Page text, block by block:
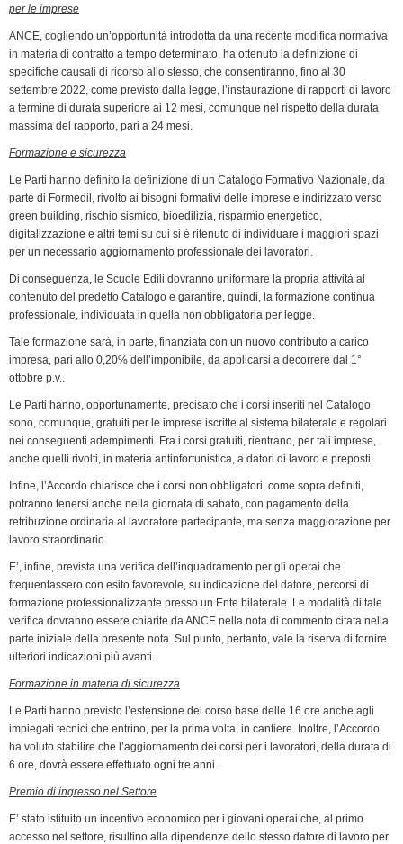
per le imprese
ANCE, cogliendo un’opportunità introdotta da una recente modifica normativa
in materia di contratto a tempo determinato, ha ottenuto la definizione di
specifiche causali di ricorso allo stesso, che consentiranno, fino al 30
settembre 2022, come previsto dalla legge, l’instaurazione di rapporti di lavoro
a termine di durata superiore ai 12 mesi, comunque nel rispetto della durata
massima del rapporto, pari a 24 mesi.
Formazione e sicurezza
Le Parti hanno definito la definizione di un Catalogo Formativo Nazionale, da
parte di Formedil, rivolto ai bisogni formativi delle imprese e indirizzato verso
green building, rischio sismico, bioedilizia, risparmio energetico,
digitalizzazione e altri temi su cui si è ritenuto di individuare i maggiori spazi
per un necessario aggiornamento professionale dei lavoratori.
Di conseguenza, le Scuole Edili dovranno uniformare la propria attività al
contenuto del predetto Catalogo e garantire, quindi, la formazione continua
professionale, individuata in quella non obbligatoria per legge.
Tale formazione sarà, in parte, finanziata con un nuovo contributo a carico
impresa, pari allo 0,20% dell’imponibile, da applicarsi a decorrere dal 1°
ottobre p.v..
Le Parti hanno, opportunamente, precisato che i corsi inseriti nel Catalogo
sono, comunque, gratuiti per le imprese iscritte al sistema bilaterale e regolari
nei conseguenti adempimenti. Fra i corsi gratuiti, rientrano, per tali imprese,
anche quelli rivolti, in materia antinfortunistica, a datori di lavoro e preposti.
Infine, l’Accordo chiarisce che i corsi non obbligatori, come sopra definiti,
potranno tenersi anche nella giornata di sabato, con pagamento della
retribuzione ordinaria al lavoratore partecipante, ma senza maggiorazione per
lavoro straordinario.
E’, infine, prevista una verifica dell’inquadramento per gli operai che
frequentassero con esito favorevole, su indicazione del datore, percorsi di
formazione professionalizzante presso un Ente bilaterale. Le modalità di tale
verifica dovranno essere chiarite da ANCE nella nota di commento citata nella
parte iniziale della presente nota. Sul punto, pertanto, vale la riserva di fornire
ulteriori indicazioni più avanti.
Formazione in materia di sicurezza
Le Parti hanno previsto l’estensione del corso base delle 16 ore anche agli
impiegati tecnici che entrino, per la prima volta, in cantiere. Inoltre, l’Accordo
ha voluto stabilire che l’aggiornamento dei corsi per i lavoratori, della durata di
6 ore, dovrà essere effettuato ogni tre anni.
Premio di ingresso nel Settore
E’ stato istituito un incentivo economico per i giovani operai che, al primo
accesso nel settore, risultino alla dipendenze dello stesso datore di lavoro per